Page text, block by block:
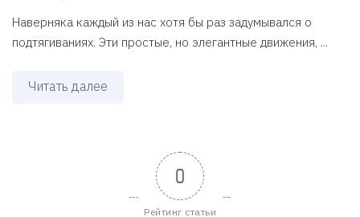
Наверняка каждый из нас хотя бы раз задумывался о
подтягиваниях. Эти простые, но элегантные движения, ...
Читать далее
0
Рейтинг статьи